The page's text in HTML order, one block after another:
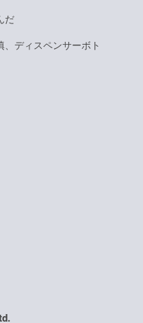
だ
、ディスペンサーボト